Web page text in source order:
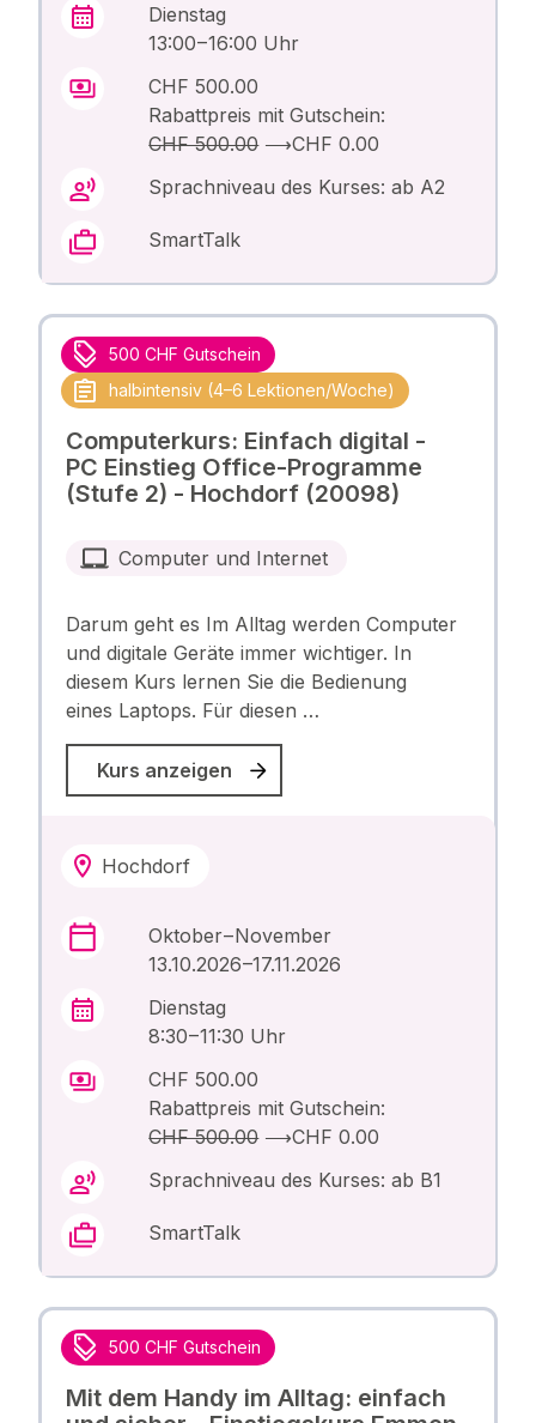
Dienstag
13:00 – 16:00 Uhr
CHF 500.00
Rabattpreis mit Gutschein:
CHF 500.00⟶CHF 0.00
Sprachniveau des Kurses: ab A2
SmartTalk
500 CHF Gutschein
halbintensiv (4–6 Lektionen/Woche)
Computerkurs: Einfach digital -
PC Einstieg Office-Programme
(Stufe 2) - Hochdorf (20098)
Computer und Internet
Darum geht es Im Alltag werden Computer
und digitale Geräte immer wichtiger. In
diesem Kurs lernen Sie die Bedienung
eines Laptops. Für diesen …
Kurs anzeigen
Hochdorf
Oktober – November
13.10.2026 –17.11.2026
Dienstag
8:30 – 11:30 Uhr
CHF 500.00
Rabattpreis mit Gutschein:
CHF 500.00⟶CHF 0.00
Sprachniveau des Kurses: ab B1
SmartTalk
500 CHF Gutschein
Mit dem Handy im Alltag: einfach